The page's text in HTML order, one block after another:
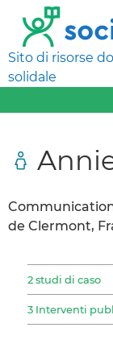
Sito di risorse
solidale
de Clermont,
2 studi di caso
3 Interventi